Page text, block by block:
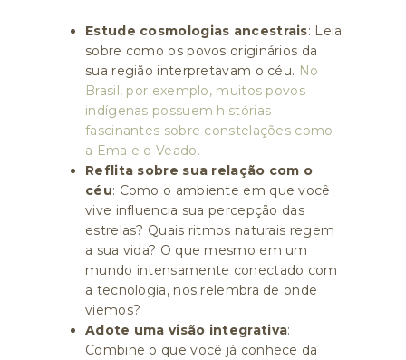
Estude cosmologias ancestrais: Leia
sobre como os povos originários da
sua região interpretavam o céu. No
Brasil, por exemplo, muitos povos
indígenas possuem histórias
fascinantes sobre constelações como
a Ema e o Veado.
Reflita sobre sua relação com o
céu: Como o ambiente em que você
vive influencia sua percepção das
estrelas? Quais ritmos naturais regem
a sua vida? O que mesmo em um
mundo intensamente conectado com
a tecnologia, nos relembra de onde
viemos?
Adote uma visão integrativa:
Combine o que você já conhece da